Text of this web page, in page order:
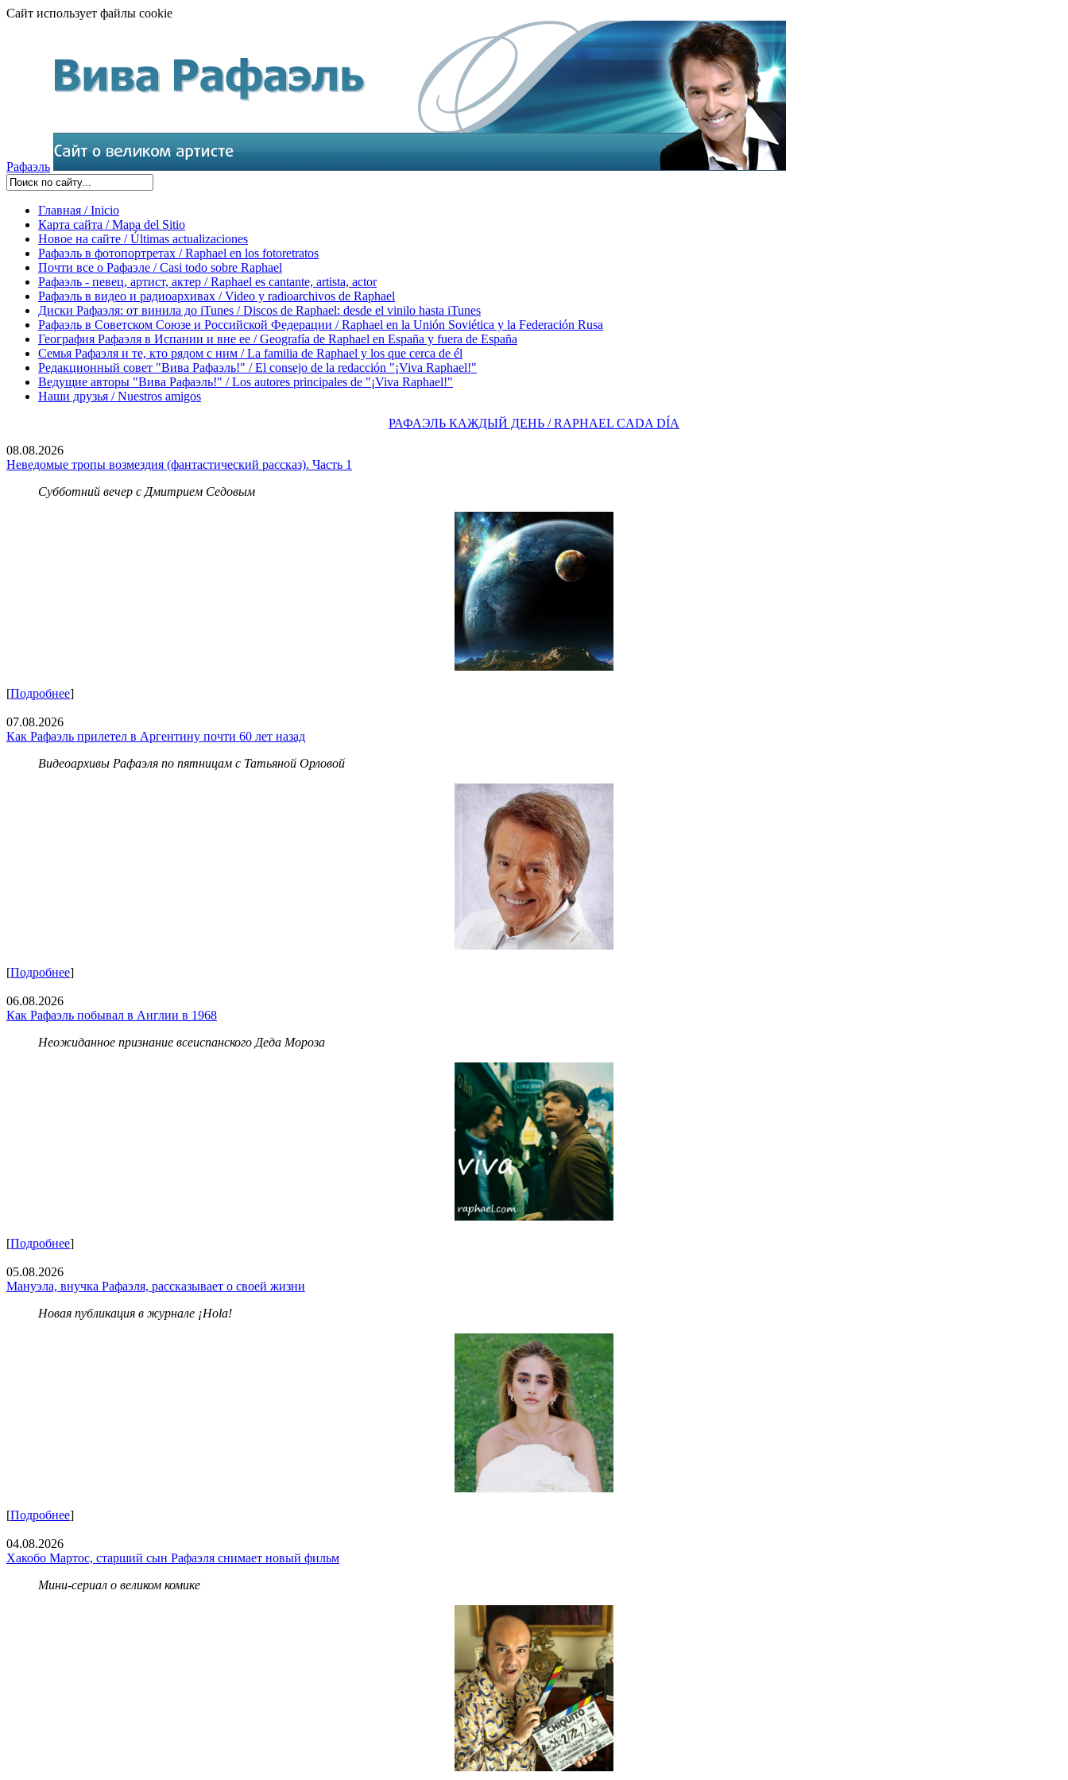
Сайт использует файлы cookie
Рафаэль
Главная / Inicio
Карта сайта / Mapa del Sitio
Новое на сайте / Últimas actualizaciones
Рафаэль в фотопортретах / Raphael en los fotoretratos
Почти все о Рафаэле / Casi todo sobre Raphael
Рафаэль - певец, артист, актер / Raphael es cantante, artista, actor
Рафаэль в видео и радиоархивах / Video y radioarchivos de Raphael
Диски Рафаэля: от винила до iTunes / Discos de Raphael: desde el vinilo hasta iTunes
Рафаэль в Советском Союзе и Российской Федерации / Raphael en la Unión Soviética y la Federación Rusa
География Рафаэля в Испании и вне ее / Geografía de Raphael en España y fuera de España
Семья Рафаэля и те, кто рядом с ним / La familia de Raphael y los que cerca de él
Редакционный совет "Вива Рафаэль!" / El consejo de la redacción "¡Viva Raphael!"
Ведущие авторы "Вива Рафаэль!" / Los autores principales de "¡Viva Raphael!"
Наши друзья / Nuestros amigos
РАФАЭЛЬ КАЖДЫЙ ДЕНЬ / RAPHAEL CADA DÍA
08.08.2026
Неведомые тропы возмездия (фантастический рассказ). Часть 1
Субботний вечер с Дмитрием Седовым
[Подробнее]
07.08.2026
Как Рафаэль прилетел в Аргентину почти 60 лет назад
Видеоархивы Рафаэля по пятницам с Татьяной Орловой
[Подробнее]
06.08.2026
Как Рафаэль побывал в Англии в 1968
Неожиданное признание всеиспанского Деда Мороза
[Подробнее]
05.08.2026
Мануэла, внучка Рафаэля, рассказывает о своей жизни
Новая публикация в журнале ¡Hola!
[Подробнее]
04.08.2026
Хакобо Мартос, старший сын Рафаэля снимает новый фильм
Мини-сериал о великом комике